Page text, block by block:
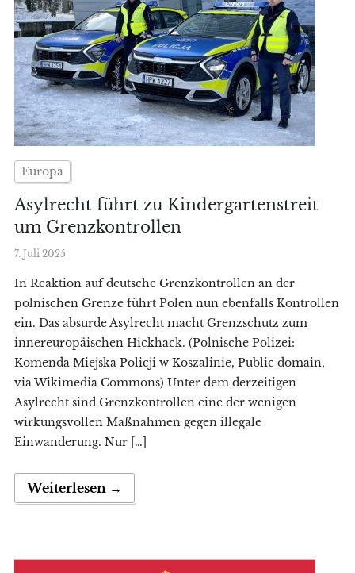
Europa
Asylrecht führt zu Kindergartenstreit
um Grenzkontrollen
7. Juli 2025
In Reaktion auf deutsche Grenzkontrollen an der
polnischen Grenze führt Polen nun ebenfalls Kontrollen
ein. Das absurde Asylrecht macht Grenzschutz zum
innereuropäischen Hickhack. (Polnische Polizei:
Komenda Miejska Policji w Koszalinie, Public domain,
via Wikimedia Commons) Unter dem derzeitigen
Asylrecht sind Grenzkontrollen eine der wenigen
wirkungsvollen Maßnahmen gegen illegale
Einwanderung. Nur […]
Weiterlesen →